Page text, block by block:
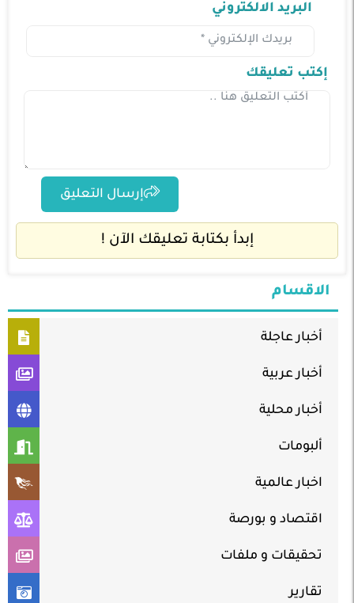
البريد الالكتروني
إكتب تعليقك
إرسال التعليق
إبدأ بكتابة تعليقك الآن !
الاقسام
أخبار عاجلة
أخبار عربية
أخبار محلية
ألبومات
اخبار عالمية
اقتصاد و بورصة
تحقيقات و ملفات
تقارير